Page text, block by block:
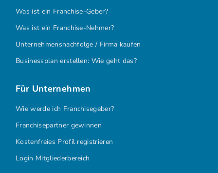
Was ist ein Franchise-Geber?
Was ist ein Franchise-Nehmer?
Unternehmensnachfolge / Firma kaufen
Businessplan erstellen: Wie geht das?
Für Unternehmen
Wie werde ich Franchisegeber?
Franchisepartner gewinnen
Kostenfreies Profil registrieren
Login Mitgliederbereich